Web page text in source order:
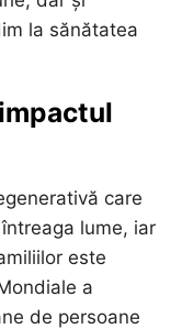
la sănătatea
care
lume, iar
este
a
de persoane